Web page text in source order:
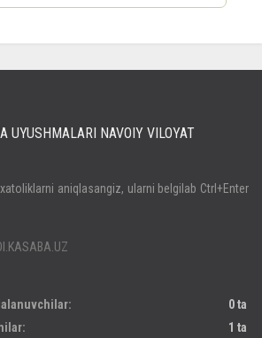
UYUSHMALARI NAVOIY VILOYAT
aniqlasangiz, ularni belgilab Ctrl+Enter
0 ta
1 ta